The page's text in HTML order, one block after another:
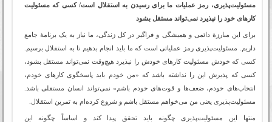
مسئولیت‌پذیری، رمز عملیات ما برای رسیدن به استقلال است/ کسی که مسئولیت
کارهای خود را نپذیرد نمی‌تواند مستقل بشود
برای این مبارزۀ دائمی و همیشگی و فراگیر در کل زندگی، ما نیاز به یک برنامۀ جامع
داریم. مسئولیت‌پذیری رمز عملیاتی است که ما باید انجام بدهیم تا به استقلال برسیم.
کسی که خودش مسئولیت کارهای خودش را نپذیرد هیچ‌وقت نمی‌تواند مستقل بشود،
کسی که پذیرش این را نداشته باشد که «من خودم باید پاسخگوی کارهای خودم،
انتخاب‌های خودم، ضعف‌ها و قوت‌های خودم باشم» نمی‌تواند انسان مستقلی باشد.
مسئولیت‌پذیری یعنی من می‌خواهم مستقل باشم و شروع کرده‌ام به تمرین استقلال.
منتها این مسئولیت‌پذیری چگونه باید تحقق پیدا کند و اساساً چگونه این